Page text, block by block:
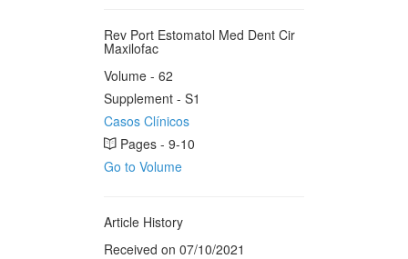
Rev Port Estomatol Med Dent Cir
Maxilofac
Volume - 62
Supplement - S1
Casos Clínicos
Pages - 9-10
Go to Volume
Article History
Received on 07/10/2021